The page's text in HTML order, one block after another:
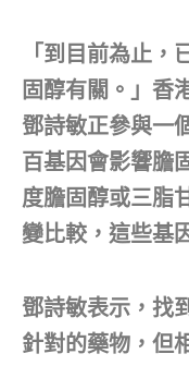
「到目前為止
固醇有關。」香
鄧詩敏正參與一
百基因會影響膽
度膽固醇或三脂
變比較，這些基
鄧詩敏表示，找
針對的藥物，但